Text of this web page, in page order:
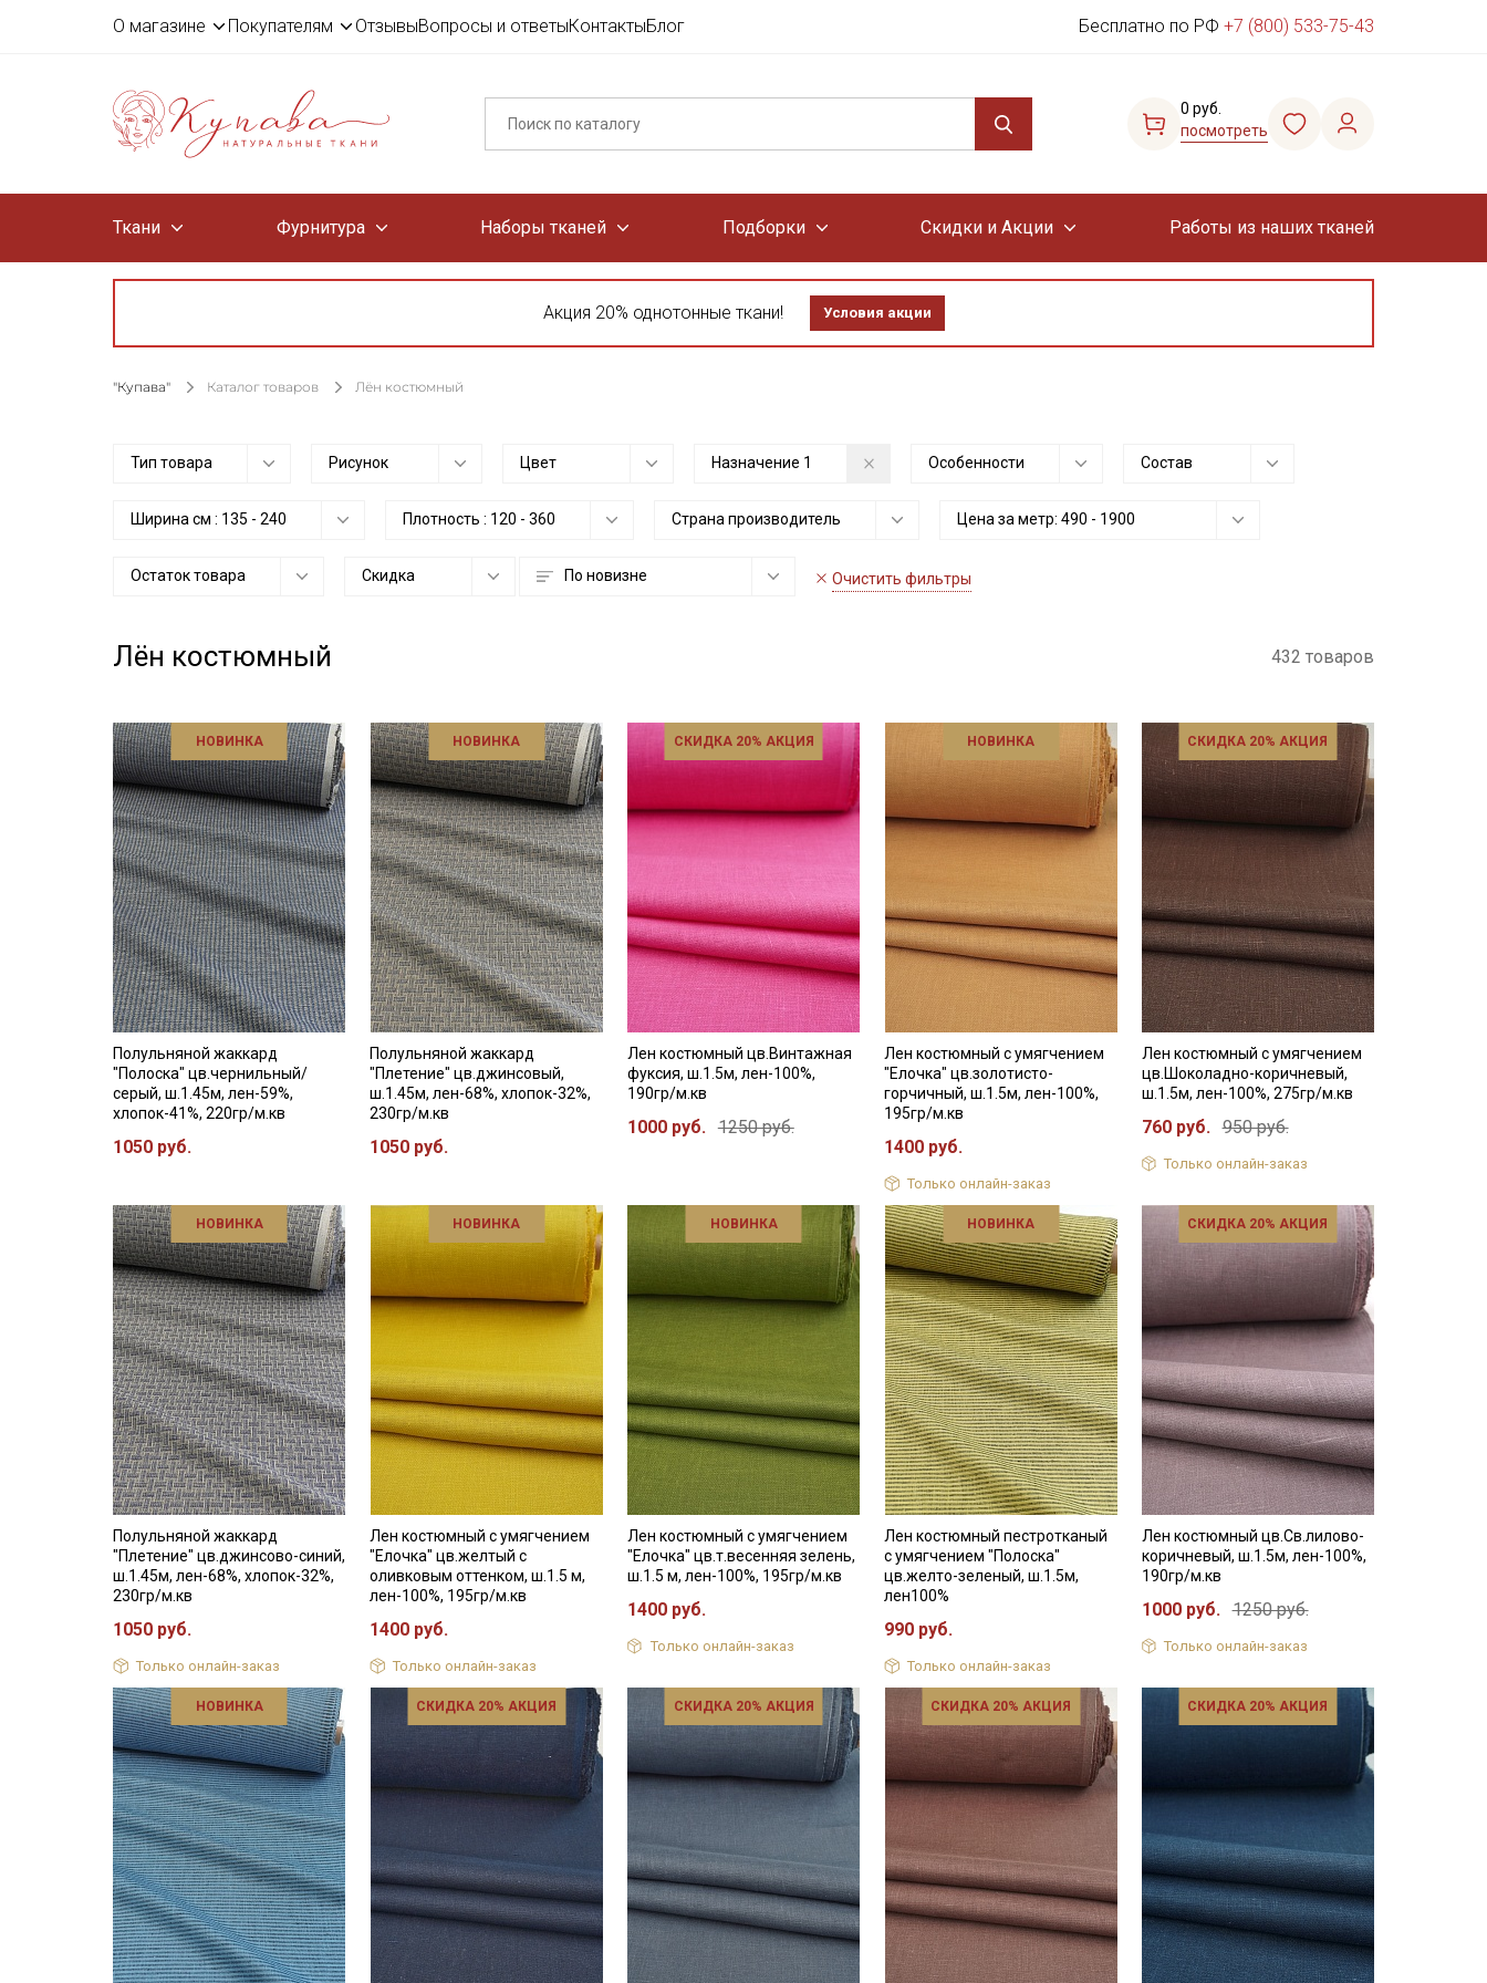
О магазине Покупателям ОтзывыВопросы и ответыКонтактыБлог Бесплатно по РФ +7 (800) 533-75-43
0 руб.
посмотреть
Ткани Фурнитура Наборы тканей Подборки Скидки и Акции Работы из наших тканей
Акция 20% однотонные ткани! Условия акции
"Купава" Каталог товаров Лён костюмный
Тип товара Рисунок Цвет Назначение 1 Особенности Состав
Ширина см : 135 - 240 Плотность : 120 - 360 Страна производитель Цена за метр: 490 - 1900
Остаток товара Скидка По новизне Очистить фильтры
Лён костюмный 432 товаров
НОВИНКА
Полульняной жаккард
"Полоска" цв.чернильный/
серый, ш.1.45м, лен-59%,
хлопок-41%, 220гр/м.кв
1050 руб.
НОВИНКА
Полульняной жаккард
"Плетение" цв.джинсовый,
ш.1.45м, лен-68%, хлопок-32%,
230гр/м.кв
1050 руб.
СКИДКА 20% АКЦИЯ
Лен костюмный цв.Винтажная
фуксия, ш.1.5м, лен-100%,
190гр/м.кв
1000 руб. 1250 руб.
НОВИНКА
Лен костюмный с умягчением
"Елочка" цв.золотисто-
горчичный, ш.1.5м, лен-100%,
195гр/м.кв
1400 руб.
Только онлайн-заказ
СКИДКА 20% АКЦИЯ
Лен костюмный с умягчением
цв.Шоколадно-коричневый,
ш.1.5м, лен-100%, 275гр/м.кв
760 руб. 950 руб.
Только онлайн-заказ
НОВИНКА
Полульняной жаккард
"Плетение" цв.джинсово-синий,
ш.1.45м, лен-68%, хлопок-32%,
230гр/м.кв
1050 руб.
Только онлайн-заказ
НОВИНКА
Лен костюмный с умягчением
"Елочка" цв.желтый с
оливковым оттенком, ш.1.5 м,
лен-100%, 195гр/м.кв
1400 руб.
Только онлайн-заказ
НОВИНКА
Лен костюмный с умягчением
"Елочка" цв.т.весенняя зелень,
ш.1.5 м, лен-100%, 195гр/м.кв
1400 руб.
Только онлайн-заказ
НОВИНКА
Лен костюмный пестротканый
с умягчением "Полоска"
цв.желто-зеленый, ш.1.5м,
лен100%
990 руб.
Только онлайн-заказ
СКИДКА 20% АКЦИЯ
Лен костюмный цв.Св.лилово-
коричневый, ш.1.5м, лен-100%,
190гр/м.кв
1000 руб. 1250 руб.
Только онлайн-заказ
НОВИНКА СКИДКА 20% АКЦИЯ СКИДКА 20% АКЦИЯ СКИДКА 20% АКЦИЯ СКИДКА 20% АКЦИЯ